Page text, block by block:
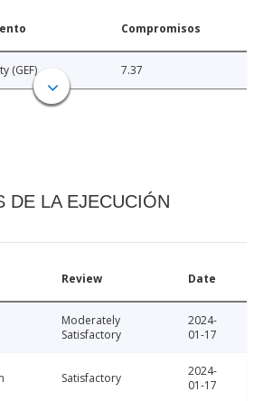
Compromisos
(GEF) 7.37
DE LA EJECUCIÓN
Review Date
Moderately
Satisfactory
2024-
01-17
Satisfactory
2024-
01-17